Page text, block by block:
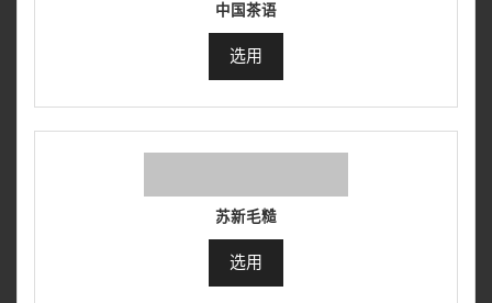
中国茶语
选用
苏新毛糙
选用